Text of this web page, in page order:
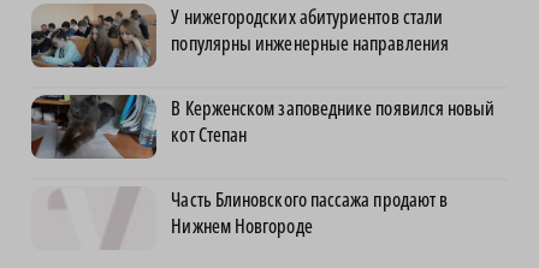
У нижегородских абитуриентов стали
популярны инженерные направления
В Керженском заповеднике появился новый
кот Степан
Часть Блиновского пассажа продают в
Нижнем Новгороде